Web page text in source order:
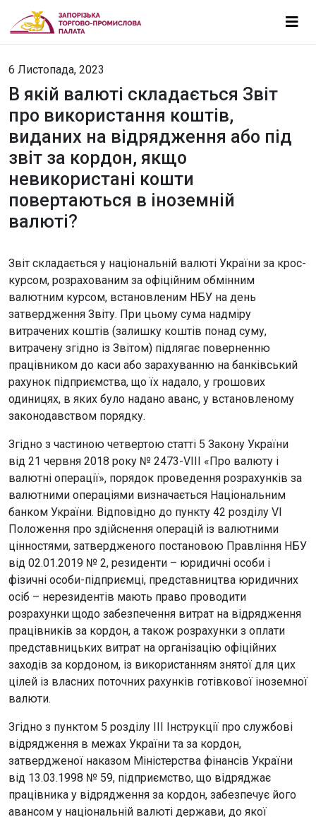
6 Листопада, 2023
В якій валюті складається Звіт
про використання коштів,
виданих на відрядження або під
звіт за кордон, якщо
невикористані кошти
повертаються в іноземній
валюті?
Звіт складається у національній валюті України за крос-
курсом, розрахованим за офіційним обмінним
валютним курсом, встановленим НБУ на день
затвердження Звіту. При цьому сума надміру
витрачених коштів (залишку коштів понад суму,
витрачену згідно із Звітом) підлягає поверненню
працівником до каси або зарахуванню на банківський
рахунок підприємства, що їх надало, у грошових
одиницях, в яких було надано аванс, у встановленому
законодавством порядку.
Згідно з частиною четвертою статті 5 Закону України
від 21 червня 2018 року № 2473-VIII «Про валюту і
валютні операції», порядок проведення розрахунків за
валютними операціями визначається Національним
банком України. Відповідно до пункту 42 розділу VI
Положення про здійснення операцій із валютними
цінностями, затвердженого постановою Правління НБУ
від 02.01.2019 № 2, резиденти – юридичні особи і
фізичні особи-підприємці, представництва юридичних
осіб – нерезидентів мають право проводити
розрахунки щодо забезпечення витрат на відрядження
працівників за кордон, а також розрахунки з оплати
представницьких витрат на організацію офіційних
заходів за кордоном, із використанням знятої для цих
цілей із власних поточних рахунків готівкової іноземної
валюти.
Згідно з пунктом 5 розділу IІІ Інструкції про службові
відрядження в межах України та за кордон,
затвердженої наказом Міністерства фінансів України
від 13.03.1998 № 59, підприємство, що відряджає
працівника у відрядження за кордон, забезпечує його
авансом у національній валюті держави, до якої